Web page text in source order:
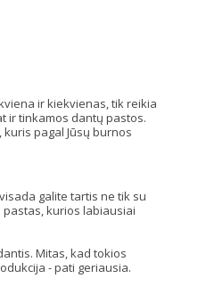
ir kiekvienas, tik reikia
ir tinkamos dantų pastos.
pagal Jūsų burnos
galite tartis ne tik su
kurios labiausiai
Mitas, kad tokios
- pati geriausia.